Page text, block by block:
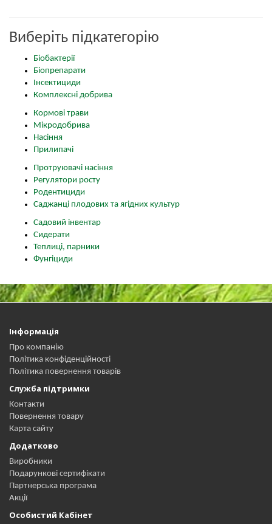
Виберіть підкатегорію
Біобактерії
Біопрепарати
Інсектициди
Комплексні добрива
Кормові трави
Мікродобрива
Насіння
Прилипачі
Протруювачі насіння
Регулятори росту
Родентициди
Саджанці плодових та ягідних культур
Садовий інвентар
Сидерати
Теплиці, парники
Фунгіциди
Інформація
Про компанію
Політика конфіденційності
Політика повернення товарів
Служба підтримки
Контакти
Повернення товару
Карта сайту
Додатково
Виробники
Подарункові сертифікати
Партнерська програма
Акції
Особистий Кабінет